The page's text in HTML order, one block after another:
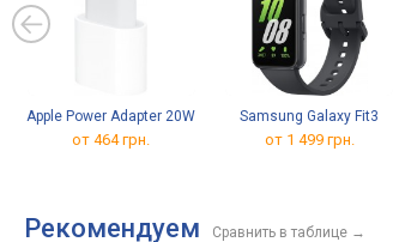
Apple Power Adapter 20W
от 464 грн.
Samsung Galaxy Fit3
от 1 499 грн.
Рекомендуем Сравнить в таблице →